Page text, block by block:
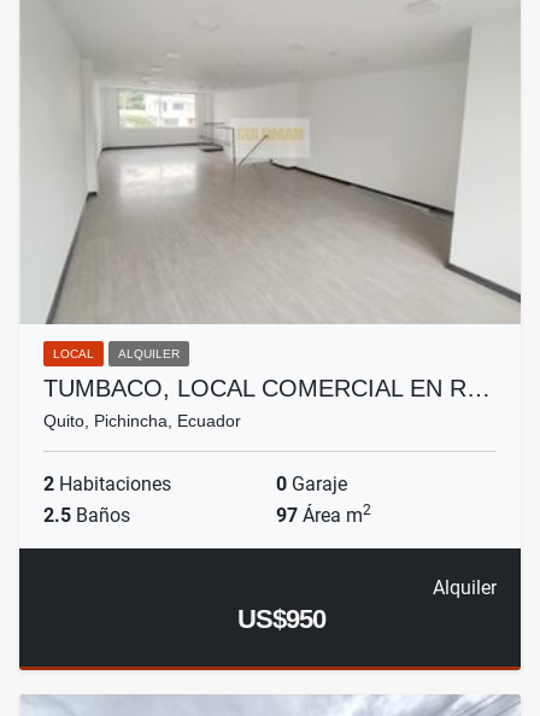
LOCAL ALQUILER
TUMBACO, LOCAL COMERCIAL EN R…
Quito, Pichincha, Ecuador
2 Habitaciones 0 Garaje
2.5 Baños 97 Área m2
Alquiler
US$950